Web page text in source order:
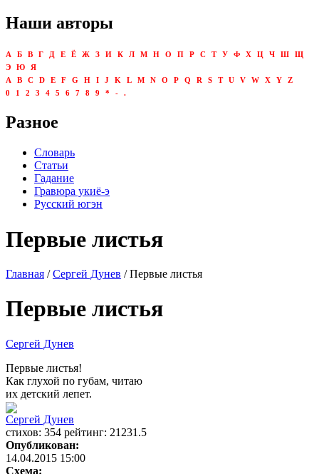
Наши авторы
А Б В Г Д Е Ё Ж З И К Л М Н О П Р С Т У Ф Х Ц Ч Ш
Щ
Э
Ю
Я
A
B C D E F G H I J K L M N O P Q R S T U V W X Y
Z
0
1 2 3 4 5 6 7 8 9 * - .
Разное
Словарь
Статьи
Гадание
Гравюра укиё-э
Русский югэн
Первые листья
Главная /Сергей Дунев / Первые листья
Первые листья
Сергей Дунев
Первые листья!
Как глухой по губам, читаю
их детский лепет.
Сергей Дунев
cтихов: 354 рейтинг: 21231.5
Опубликован:
14.04.2015 15:00
Схема: